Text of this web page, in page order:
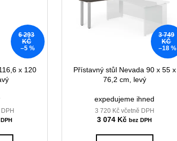
6 293
KČ
–5 %
x 120
3 749
KČ
–18 %
Přístavný stůl Nevada 90 x 55 x
76,2 cm, levý
expedujeme ihned
3 720 Kč včetně DPH
3 074 Kč